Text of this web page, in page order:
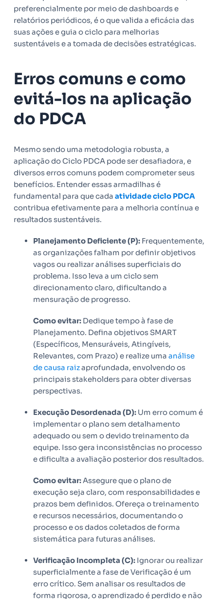
preferencialmente por meio de dashboards e
relatórios periódicos, é o que valida a eficácia das
suas ações e guia o ciclo para melhorias
sustentáveis e a tomada de decisões estratégicas.
Erros comuns e como
evitá-los na aplicação
do PDCA
Mesmo sendo uma metodologia robusta, a
aplicação do Ciclo PDCA pode ser desafiadora, e
diversos erros comuns podem comprometer seus
benefícios. Entender essas armadilhas é
fundamental para que cada atividade ciclo PDCA
contribua efetivamente para a melhoria contínua e
resultados sustentáveis.
Planejamento Deficiente (P): Frequentemente,
as organizações falham por definir objetivos
vagos ou realizar análises superficiais do
problema. Isso leva a um ciclo sem
direcionamento claro, dificultando a
mensuração de progresso.
Como evitar: Dedique tempo à fase de
Planejamento. Defina objetivos SMART
(Específicos, Mensuráveis, Atingíveis,
Relevantes, com Prazo) e realize uma análise
de causa raizaprofundada, envolvendo os
principais stakeholders para obter diversas
perspectivas.
Execução Desordenada (D): Um erro comum é
implementar o plano sem detalhamento
adequado ou sem o devido treinamento da
equipe. Isso gera inconsistências no processo
e dificulta a avaliação posterior dos resultados.
Como evitar:Assegure que o plano de
execução seja claro, com responsabilidades e
prazos bem definidos. Ofereça o treinamento
e recursos necessários, documentando o
processo e os dados coletados de forma
sistemática para futuras análises.
Verificação Incompleta (C): Ignorar ou realizar
superficialmente a fase de Verificação é um
erro crítico. Sem analisar os resultados de
forma rigorosa, o aprendizado é perdido e não